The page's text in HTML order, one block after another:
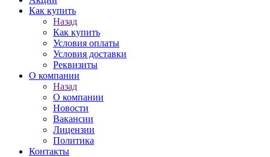
Как купить
Назад
Как купить
Условия оплаты
Условия доставки
Реквизиты
О компании
Назад
О компании
Новости
Вакансии
Лицензии
Политика
Контакты